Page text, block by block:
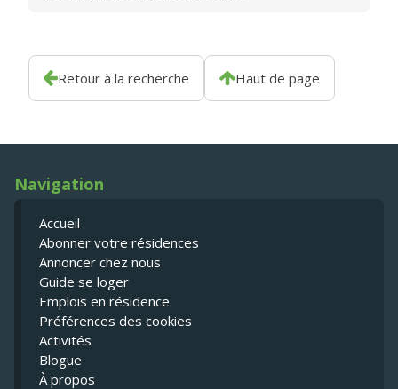
Retour à la recherche Haut de page
Navigation
Accueil
Abonner votre résidences
Annoncer chez nous
Guide se loger
Emplois en résidence
Préférences des cookies
Activités
Blogue
À propos